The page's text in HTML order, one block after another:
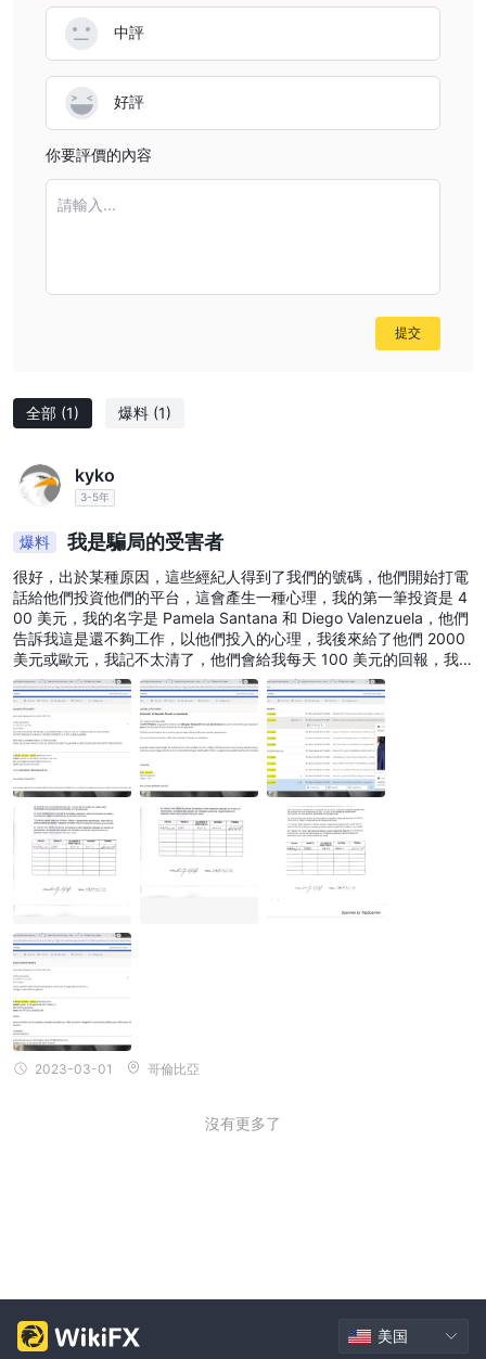
全部 (1) 爆料 (1)
kyko
3-5年
爆料 我是騙局的受害者
很好，出於某種原因，這些經紀人得到了我們的號碼，他們開始打電
話給他們投資他們的平台，這會產生一種心理，我的第一筆投資是 4
00 美元，我的名字是 Pamela Santana 和 Diego Valenzuela，他們
告訴我這是還不夠工作，以他們投入的心理，我後來給了他們 2000
美元或歐元，我記不太清了，他們會給我每天 100 美元的回報，我
相信，我很高興能買房子，因為我是單身母親，但一個月後他們不再
給我打電話，他們給我看了一個平台，這個平台是賺錢的，但他們從
來沒有讓我盈利，因為他們是那些進入平台並處理密鑰，他們從來沒
有告訴我，他們就是這樣欺騙一個人的，這發生在 2018 年 8 月我寫
了很多電子郵件，但都是徒勞的，我有更多電子郵件
2023-03-01 哥倫比亞
沒有更多了
中評
好評
你要評價的內容
請輸入...
提交
美国